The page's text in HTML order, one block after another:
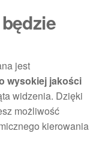
jest
wysokiej jakości
widzenia. Dzięki
możliwość
kierowania